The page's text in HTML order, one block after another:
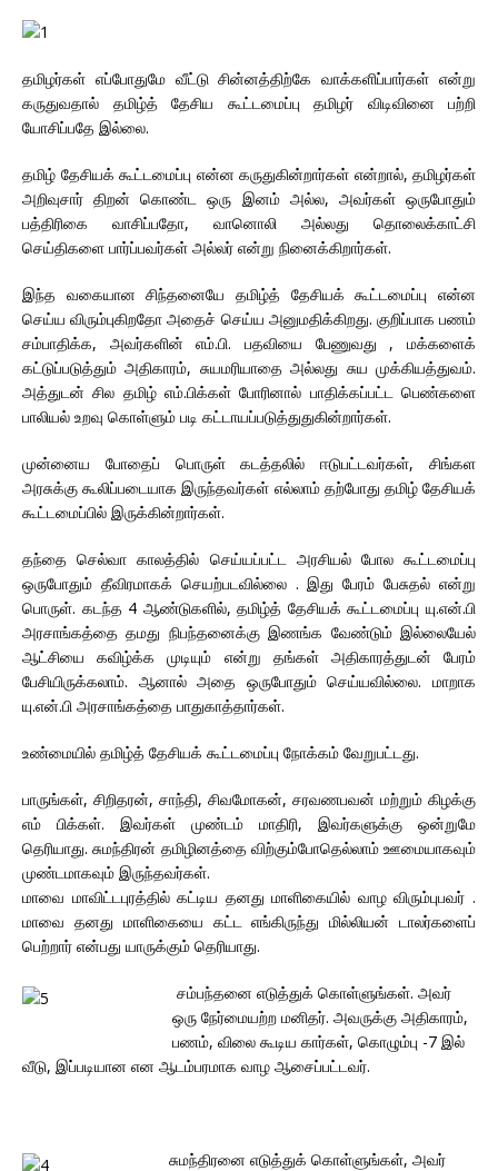
தமிழர்கள் எப்போதுமே வீட்டு சின்னத்திற்கே வாக்களிப்பார்கள் என்று
கருதுவதால் தமிழ்த் தேசிய கூட்டமைப்பு தமிழர் விடிவினை பற்றி
யோசிப்பதே இல்லை.
தமிழ் தேசியக் கூட்டமைப்பு என்ன கருதுகின்றார்கள் என்றால், தமிழர்கள்
அறிவுசார் திறன் கொண்ட ஒரு இனம் அல்ல, அவர்கள் ஒருபோதும்
பத்திரிகை வாசிப்பதோ, வானொலி அல்லது தொலைக்காட்சி
செய்திகளை பார்ப்பவர்கள் அல்லர் என்று நினைக்கிறார்கள்.
இந்த வகையான சிந்தனையே தமிழ்த் தேசியக் கூட்டமைப்பு என்ன
செய்ய விரும்புகிறதோ அதைச் செய்ய அனுமதிக்கிறது. குறிப்பாக பணம்
சம்பாதிக்க, அவர்களின் எம்.பி. பதவியை பேணுவது , மக்களைக்
கட்டுப்படுத்தும் அதிகாரம், சுயமரியாதை அல்லது சுய முக்கியத்துவம்.
அத்துடன் சில தமிழ் எம்.பிக்கள் போரினால் பாதிக்கப்பட்ட பெண்களை
பாலியல் உறவு கொள்ளும் படி கட்டாயப்படுத்துதுகின்றார்கள்.
முன்னைய போதைப் பொருள் கடத்தலில் ஈடுபட்டவர்கள், சிங்கள
அரசுக்கு கூலிப்படையாக இருந்தவர்கள் எல்லாம் தற்போது தமிழ் தேசியக்
கூட்டமைப்பில் இருக்கின்றார்கள்.
தந்தை செல்வா காலத்தில் செய்யப்பட்ட அரசியல் போல கூட்டமைப்பு
ஒருபோதும் தீவிரமாகக் செயற்படவில்லை . இது பேரம் பேசுதல் என்று
பொருள். கடந்த 4 ஆண்டுகளில், தமிழ்த் தேசியக் கூட்டமைப்பு யு.என்.பி
அரசாங்கத்தை தமது நிபந்தனைக்கு இணங்க வேண்டும் இல்லையேல்
ஆட்சியை கவிழ்க்க முடியும் என்று தங்கள் அதிகாரத்துடன் பேரம்
பேசியிருக்கலாம். ஆனால் அதை ஒருபோதும் செய்யவில்லை. மாறாக
யு.என்.பி அரசாங்கத்தை பாதுகாத்தார்கள்.
உண்மையில் தமிழ்த் தேசியக் கூட்டமைப்பு நோக்கம் வேறுபட்டது.
பாருங்கள், சிறிதரன், சாந்தி, சிவமோகன், சரவணபவன் மற்றும் கிழக்கு
எம் பிக்கள். இவர்கள் முண்டம் மாதிரி, இவர்களுக்கு ஒன்றுமே
தெரியாது. சுமந்திரன் தமிழினத்தை விற்கும்போதெல்லாம் ஊமையாகவும்
முண்டமாகவும் இருந்தவர்கள்.
மாவை மாவிட்டபுரத்தில் கட்டிய தனது மாளிகையில் வாழ விரும்புபவர் .
மாவை தனது மாளிகையை கட்ட எங்கிருந்து மில்லியன் டாலர்களைப்
பெற்றார் என்பது யாருக்கும் தெரியாது.
சம்பந்தனை எடுத்துக் கொள்ளுங்கள். அவர்
ஒரு நேர்மையற்ற மனிதர். அவருக்கு அதிகாரம்,
பணம், விலை கூடிய கார்கள், கொழும்பு -7 இல்
வீடு, இப்படியான என ஆடம்பரமாக வாழ ஆசைப்பட்டவர்.
சுமந்திரனை எடுத்துக் கொள்ளுங்கள், அவர்